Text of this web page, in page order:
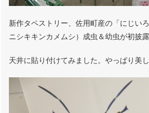
新作タペストリー、佐用町産の「にじい
ニシキキンカメムシ）成虫＆幼虫が初披露
天井に貼り付けてみました。やっぱり美